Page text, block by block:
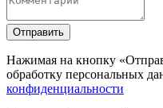
Отправить
Нажимая на кнопку
обработку персональных
конфиденциальности